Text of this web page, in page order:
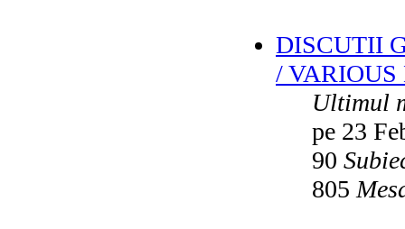
DISCUTII
/ VARIOUS
Ultimul
pe 23
90
805